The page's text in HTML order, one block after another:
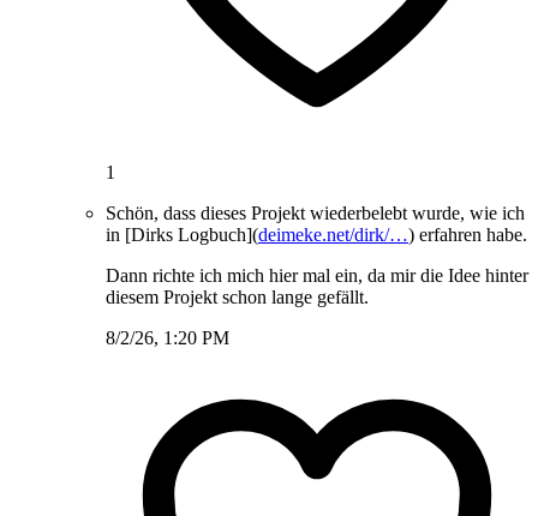
1
Schön, dass dieses Projekt wiederbelebt wurde, wie ich
in [Dirks Logbuch](deimeke.net/dirk/…) erfahren habe.
Dann richte ich mich hier mal ein, da mir die Idee hinter
diesem Projekt schon lange gefällt.
8/2/26, 1:20 PM